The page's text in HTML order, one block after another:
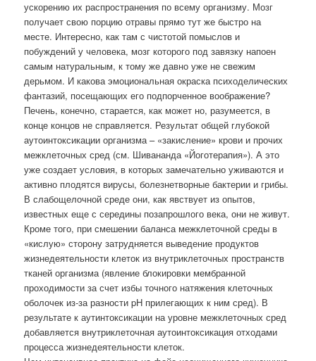
ускорению их распространения по всему организму. Мозг
получает свою порцию отравы прямо тут же быстро на
месте. Интересно, как там с чистотой помыслов и
побуждений у человека, мозг которого под завязку напоен
самым натуральным, к тому же давно уже не свежим
дерьмом. И какова эмоциональная окраска психоделических
фантазий, посещающих его подпорченное воображение?
Печень, конечно, старается, как может но, разумеется, в
конце концов не справляется. Результат общей глубокой
аутоинтоксикации организма – «закисление» крови и прочих
межклеточных сред (см. Шивананда «Йоготерапия»). А это
уже создает условия, в которых замечательно уживаются и
активно плодятся вирусы, болезнетворные бактерии и грибы.
В слабощелочной среде они, как явствует из опытов,
известных еще с середины позапрошлого века, они не живут.
Кроме того, при смешении баланса межклеточной среды в
«кислую» сторону затрудняется выведение продуктов
жизнедеятельности клеток из внутриклеточных пространств
тканей организма (явление блокировки мембранной
проходимости за счет избы точного натяжения клеточных
оболочек из-за разности pH прилегающих к ним сред). В
результате к аутинтоксикации на уровне межклеточных сред
добавляется внутриклеточная аутоинтоксикация отходами
процесса жизнедеятельности клеток.